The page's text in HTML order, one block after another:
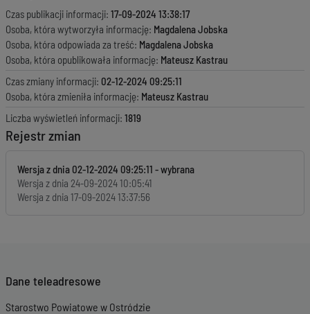
Czas publikacji informacji: 17-09-2024 13:38:17
Osoba, która wytworzyła informację: Magdalena Jobska
Osoba, która odpowiada za treść: Magdalena Jobska
Osoba, która opublikowała informację: Mateusz Kastrau
Czas zmiany informacji: 02-12-2024 09:25:11
Osoba, która zmieniła informację: Mateusz Kastrau
Liczba wyświetleń informacji: 1819
Rejestr zmian
Wersja z dnia 02-12-2024 09:25:11
Wersja z dnia 24-09-2024 10:05:41
Wersja z dnia 17-09-2024 13:37:56
Dane teleadresowe
Starostwo Powiatowe w Ostródzie